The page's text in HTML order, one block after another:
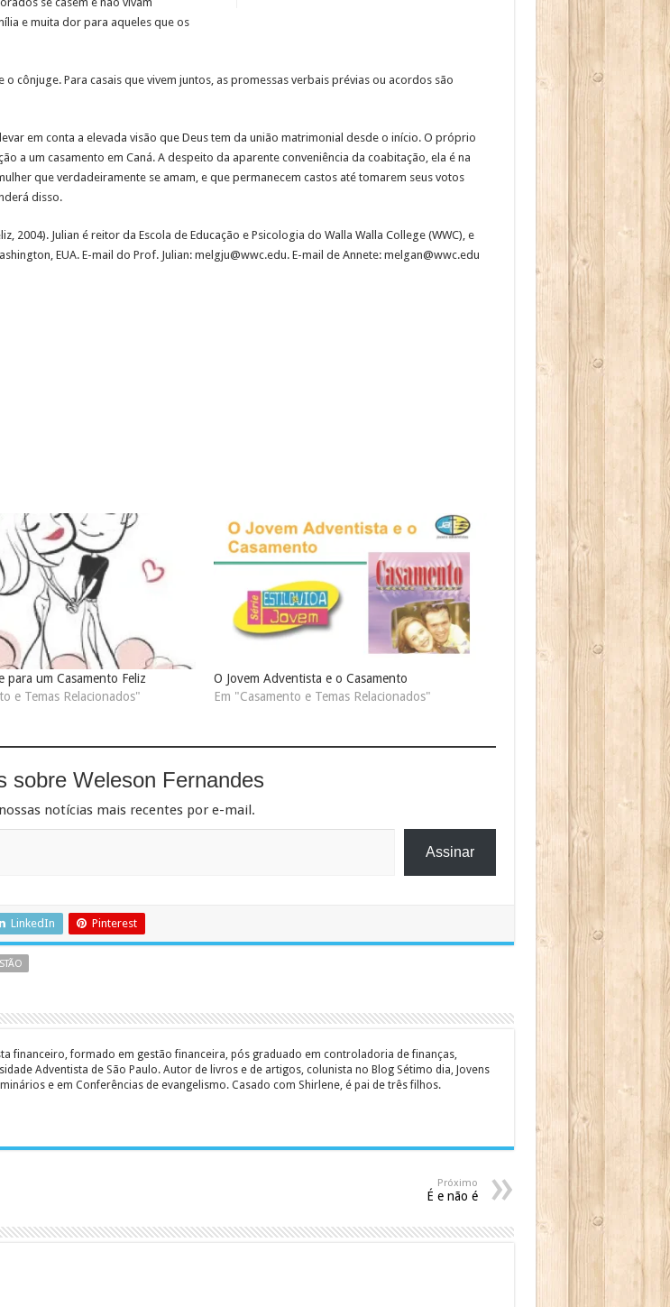
e muita dor para aqueles que os
cônjuge. Para casais que vivem juntos, as promessas verbais prévias ou acordos são
em conta a elevada visão que Deus tem da união matrimonial desde o início. O próprio
a um casamento em Caná. A despeito da aparente conveniência da coabitação, ela é na
que verdadeiramente se amam, e que permanecem castos até tomarem seus votos
disso.
2004). Julian é reitor da Escola de Educação e Psicologia do Walla Walla College (WWC), e
EUA. E-mail do Prof. Julian: melgju@wwc.edu. E-mail de Annete: melgan@wwc.edu
para um Casamento Feliz
e Temas Relacionados"
O Jovem Adventista e o Casamento
Em "Casamento e Temas Relacionados"
sobre Weleson Fernandes
notícias mais recentes por e-mail.
Assinar
LinkedIn Pinterest
financeiro, formado em gestão financeira, pós graduado em controladoria de finanças,
Adventista de São Paulo. Autor de livros e de artigos, colunista no Blog Sétimo dia, Jovens
e em Conferências de evangelismo. Casado com Shirlene, é pai de três filhos.
Próximo
É e não é